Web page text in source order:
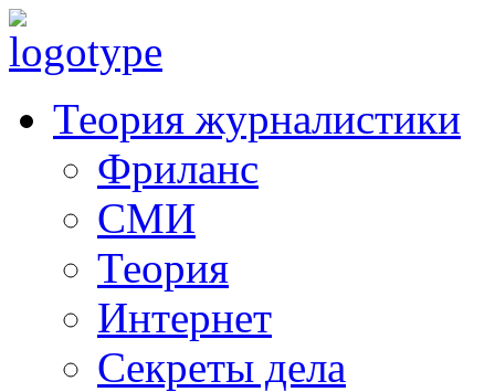
Теория журналистики
Фриланс
СМИ
Теория
Интернет
Секреты дела